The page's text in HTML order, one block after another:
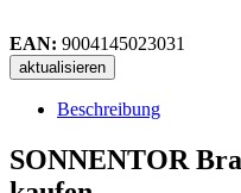
EAN: 9004145023031
Beschreibung
SONNENTOR